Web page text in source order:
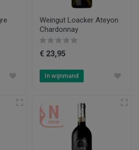
Weingut Loacker Ateyon
Chardonnay
€ 23,95
In wijnmand